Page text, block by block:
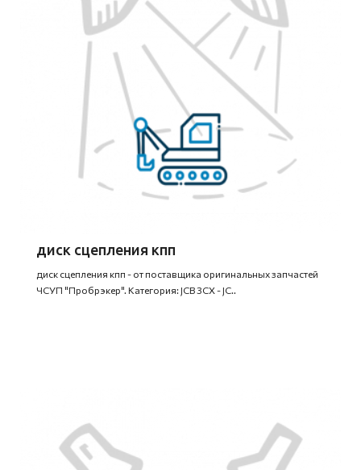
диск сцепления кпп
диск сцепления кпп - от поставщика оригинальных запчастей
ЧСУП "Пробрэкер". Категория: JCB 3CX - JC..